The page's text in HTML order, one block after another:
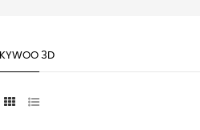
KYWOO 3D